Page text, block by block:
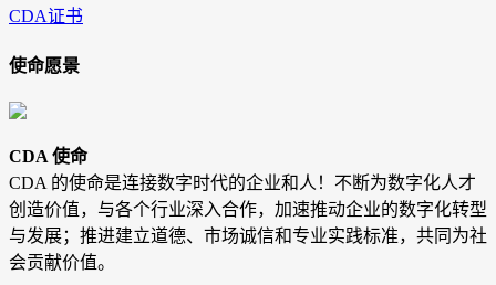
CDA证书
使命愿景
CDA 使命
CDA 的使命是连接数字时代的企业和人！不断为数字化人才
创造价值，与各个行业深入合作，加速推动企业的数字化转型
与发展；推进建立道德、市场诚信和专业实践标准，共同为社
会贡献价值。